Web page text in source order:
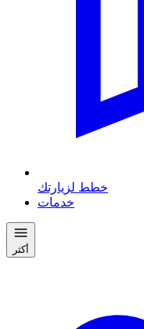
خطط لزيارتك
خدمات
أكثر